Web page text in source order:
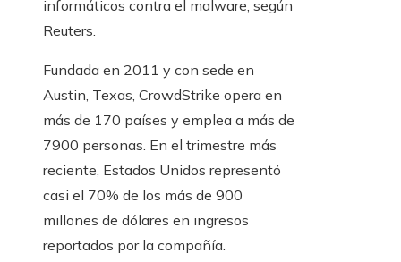
informáticos contra el malware, según
Reuters.
Fundada en 2011 y con sede en
Austin, Texas, CrowdStrike opera en
más de 170 países y emplea a más de
7900 personas. En el trimestre más
reciente, Estados Unidos representó
casi el 70% de los más de 900
millones de dólares en ingresos
reportados por la compañía.